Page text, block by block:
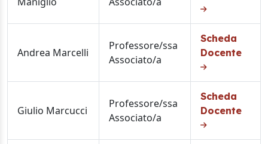
Andrea Marcelli
Professore/ssa
Associato/a
Scheda
Docente
Giulio Marcucci
Professore/ssa
Associato/a
Scheda
Docente